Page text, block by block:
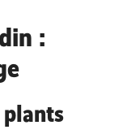
:
plants